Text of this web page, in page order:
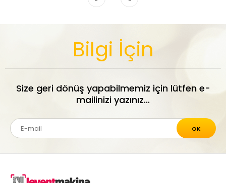
Bilgi İçin
Size geri dönüş yapabilmemiz için lütfen e-
mailinizi yazınız...
OK